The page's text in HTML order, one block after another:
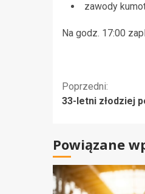
zawody
Na godz. 17:00
Kontynuuj
czytanie
Poprzedni:
33-letni złodziej
Powiązane